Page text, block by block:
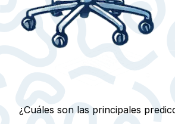
¿Cuáles son las principales